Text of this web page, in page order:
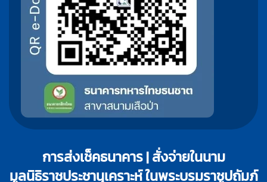
การส่งเช็คธนาคาร | สั่งจ่ายในนาม
มูลนิธิราชประชานุเคราะห์ ในพระบรมราชูปถัมภ์